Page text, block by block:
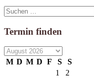
Suche
nach:
Termin finden
M D M D F S
S
1
2